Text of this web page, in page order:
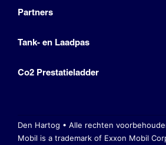
Partners
Tank- en Laadpas
Co2 Prestatieladder
Den Hartog • Alle rechten
Mobil is a trademark of Exxon Mobil